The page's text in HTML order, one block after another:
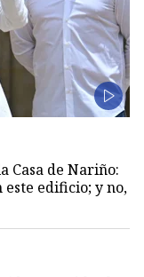
Casa de Nariño:
edificio; y no,